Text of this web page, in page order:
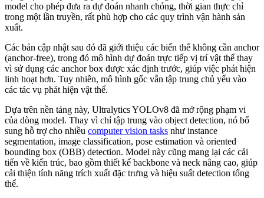
model cho phép đưa ra dự đoán nhanh chóng, thời gian thực chỉ
trong một lần truyền, rất phù hợp cho các quy trình vận hành sản
xuất.
Các bản cập nhật sau đó đã giới thiệu các biến thể không cần anchor
(anchor-free), trong đó mô hình dự đoán trực tiếp vị trí vật thể thay
vì sử dụng các anchor box được xác định trước, giúp việc phát hiện
linh hoạt hơn. Tuy nhiên, mô hình gốc vẫn tập trung chủ yếu vào
các tác vụ phát hiện vật thể.
Dựa trên nền tảng này, Ultralytics YOLOv8 đã mở rộng phạm vi
của dòng model. Thay vì chỉ tập trung vào object detection, nó bổ
sung hỗ trợ cho nhiều computer vision tasks như instance
segmentation, image classification, pose estimation và oriented
bounding box (OBB) detection. Model này cũng mang lại các cải
tiến về kiến trúc, bao gồm thiết kế backbone và neck nâng cao, giúp
cải thiện tính năng trích xuất đặc trưng và hiệu suất detection tổng
thể.